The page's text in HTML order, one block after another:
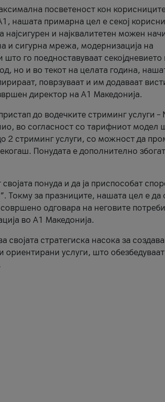
посветеност кон
нашата примарна цел е секој
и најквалитетен можен
и сигурна мрежа, модернизација на
го поедноставуваат секојдневието
но и во текот на целата година,
поврзуваат и им додаваат
директор на А1 Македонија.
до водечките стриминг услуги –
во согласност со тарифниот модел
2 стриминг услуги, со можност да
Понудата е дополнително
понуда и да ја приспособат
Токму за празниците, нашата цел е
одговара на неговите
во А1 Македонија.
својата стратегиска насока за
услуги, што